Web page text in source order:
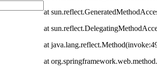
at
at
at
at